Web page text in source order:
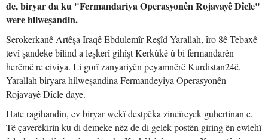
de, biryar da ku "Fermandariya Operasyonên Rojavayê Dîcle"
were hilweşandin.
Serokerkanê Artêşa Iraqê Ebdulemîr Reşîd Yarallah, îro 8ê Tebaxê
tevî şandeke bilind a leşkerî gihîşt Kerkûkê û bi fermandarên
herêmê re civiya. Li gorî zanyariyên peyamnêrê Kurdistan24ê,
Yarallah biryara hilweşandina Fermandeyiya Operasyonên
Rojavayê Dîcle daye.
Hate ragihandin, ev biryar wekî destpêka zincîreyek guhertinan e.
Tê çaverêkirin ku di demeke nêz de di gelek postên giring ên ewlehî